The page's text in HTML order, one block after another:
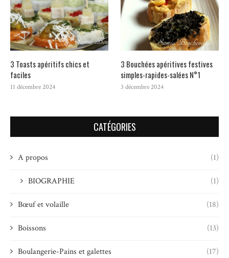
3 Toasts apéritifs chics et
faciles
11 décembre 2024
3 Bouchées apéritives festives
simples-rapides-salées N°1
3 décembre 2024
CATÉGORIES
A propos (1)
BIOGRAPHIE (1)
Bœuf et volaille (18)
Boissons (13)
Boulangerie-Pains et galettes (17)